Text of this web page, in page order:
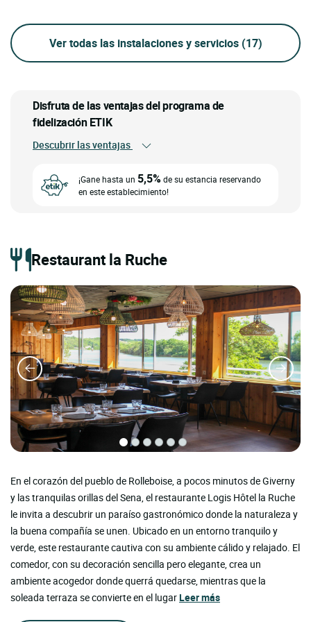
Ver todas las instalaciones y servicios (17)
Disfruta de las ventajas del programa de
fidelización ETIK
Descubrir las ventajas
¡Gane hasta un 5,5%de su estancia reservando
en este establecimiento!
Restaurant la Ruche
En el corazón del pueblo de Rolleboise, a pocos minutos de Giverny
y las tranquilas orillas del Sena, el restaurante Logis Hôtel la Ruche
le invita a descubrir un paraíso gastronómico donde la naturaleza y
la buena compañía se unen. Ubicado en un entorno tranquilo y
verde, este restaurante cautiva con su ambiente cálido y relajado. El
comedor, con su decoración sencilla pero elegante, crea un
ambiente acogedor donde querrá quedarse, mientras que la
soleada terraza se convierte en el lugarLeer más